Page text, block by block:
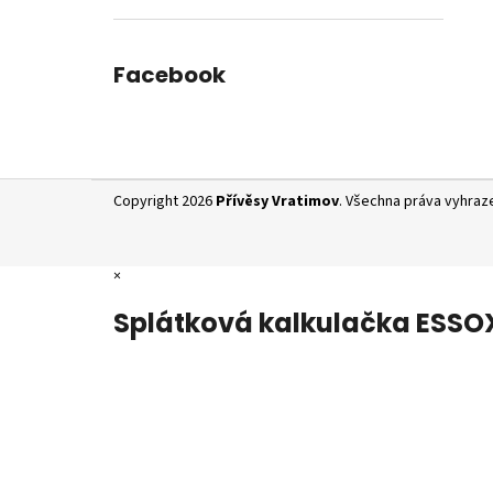
Facebook
Copyright 2026 Přívěsy Vratimov. Všechna práva
×
Splátková kalkulačka